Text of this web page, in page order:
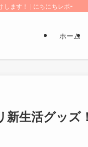
ます！ | にちにちレポート
ホーム
生活グッズ